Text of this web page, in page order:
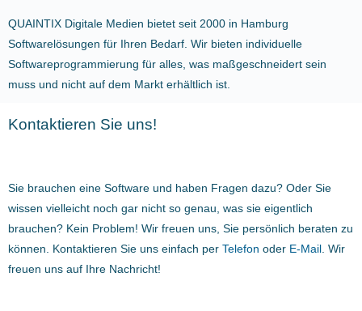
QUAINTIX Digitale Medien bietet seit 2000 in Hamburg
Softwarelösungen für Ihren Bedarf. Wir bieten individuelle
Softwareprogrammierung für alles, was maßgeschneidert sein
muss und nicht auf dem Markt erhältlich ist.
Kontaktieren Sie uns!
Sie brauchen eine Software und haben Fragen dazu? Oder Sie
wissen vielleicht noch gar nicht so genau, was sie eigentlich
brauchen? Kein Problem! Wir freuen uns, Sie persönlich beraten zu
können. Kontaktieren Sie uns einfach per Telefon oder E-Mail. Wir
freuen uns auf Ihre Nachricht!